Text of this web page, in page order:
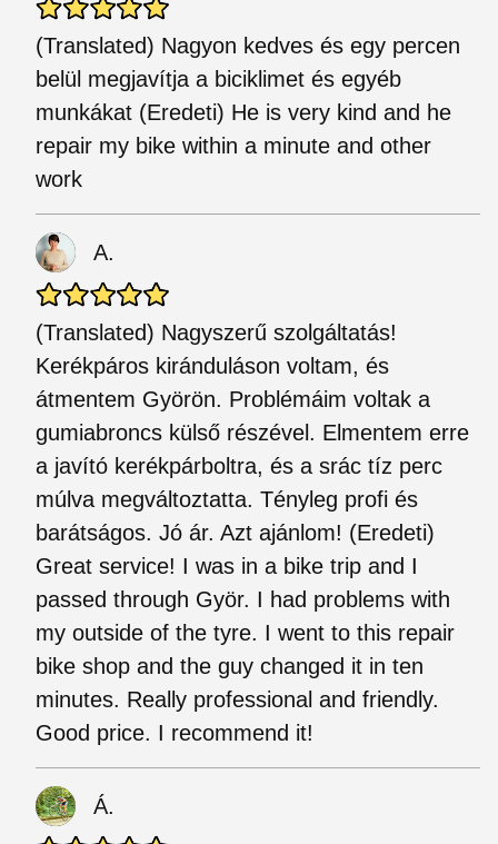
(Translated) Nagyon kedves és egy percen
belül megjavítja a biciklimet és egyéb
munkákat (Eredeti) He is very kind and he
repair my bike within a minute and other
work
A.
(Translated) Nagyszerű szolgáltatás!
Kerékpáros kiránduláson voltam, és
átmentem Györön. Problémáim voltak a
gumiabroncs külső részével. Elmentem erre
a javító kerékpárboltra, és a srác tíz perc
múlva megváltoztatta. Tényleg profi és
barátságos. Jó ár. Azt ajánlom! (Eredeti)
Great service! I was in a bike trip and I
passed through Györ. I had problems with
my outside of the tyre. I went to this repair
bike shop and the guy changed it in ten
minutes. Really professional and friendly.
Good price. I recommend it!
Á.